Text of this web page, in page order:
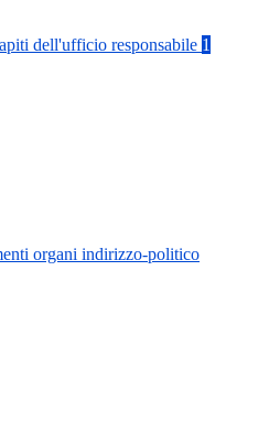
dell'ufficio responsabile 1
organi indirizzo-politico